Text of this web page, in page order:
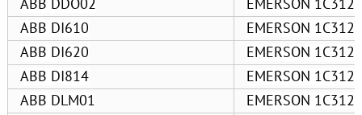
ABB DDO02
EMERSON
ABB DI610
EMERSON
ABB DI620
EMERSON
ABB DI814
EMERSON
ABB DLM01
EMERSON